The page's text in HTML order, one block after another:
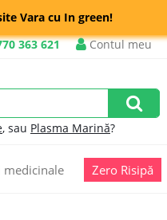
Vara cu In green!
363 621 Contul meu
, sau Plasma Marină?
medicinale Zero Risipă